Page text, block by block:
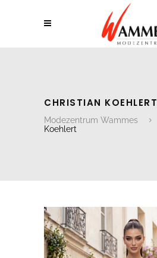
CHRISTIAN KOEHLERT
Modezentrum Wammes
Koehlert